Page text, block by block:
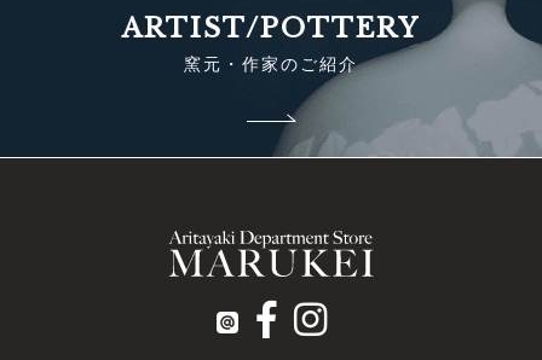
ARTIST/POTTERY
窯元・作家のご紹介